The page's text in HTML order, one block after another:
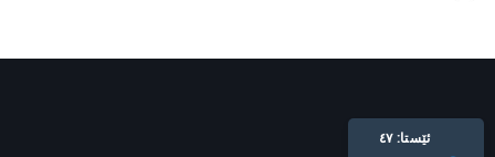
ئێستا: ٤٧